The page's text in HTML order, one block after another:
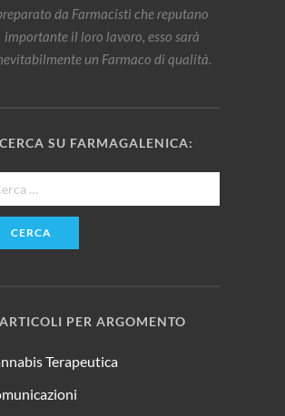
da Farmacisti che reputano
importante il loro lavoro, esso sarà
un Farmaco di qualità.
CERCA SU FARMAGALENICA:
ARTICOLI PER ARGOMENTO
Terapeutica